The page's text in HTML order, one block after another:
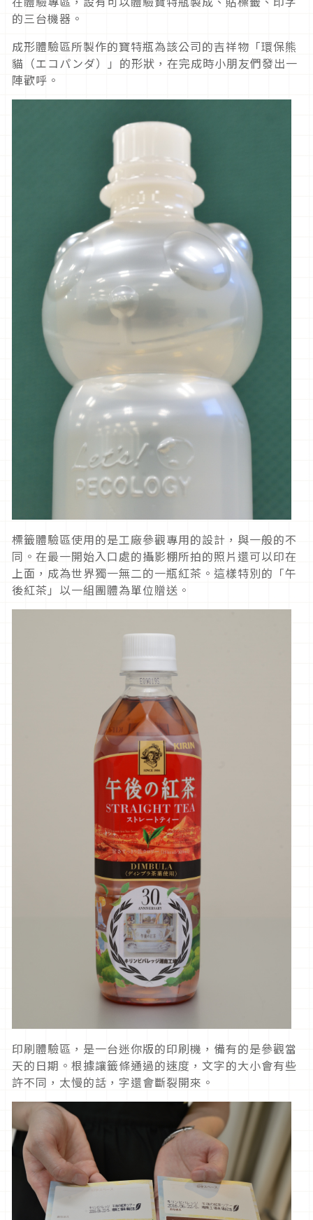
的三台機器。
成形體驗區所製作的寶特瓶為該公司的吉祥物「環保熊
貓（エコパンダ）」的形狀，在完成時小朋友們發出一
陣歡呼。
標籤體驗區使用的是工廠參觀專用的設計，與一般的不
同。在最一開始入口處的攝影棚所拍的照片還可以印在
上面，成為世界獨一無二的一瓶紅茶。這樣特別的「午
後紅茶」以一組團體為單位贈送。
印刷體驗區，是一台迷你版的印刷機，備有的是參觀當
天的日期。根據讓籤條通過的速度，文字的大小會有些
許不同，太慢的話，字還會斷裂開來。